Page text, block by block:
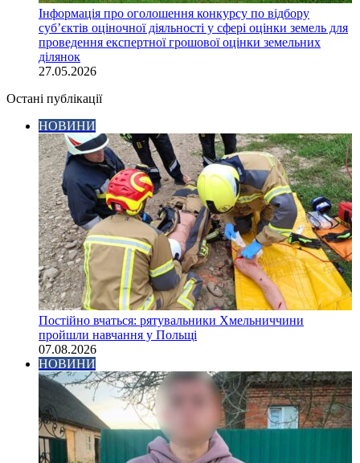
Інформація про оголошення конкурсу по відбору
суб’єктів оціночної діяльності у сфері оцінки земель для
проведення експертної грошової оцінки земельних
ділянок
27.05.2026
Остані публікації
НОВИНИ
Постійно вчаться: рятувальники Хмельниччини
пройшли навчання у Польщі
07.08.2026
НОВИНИ